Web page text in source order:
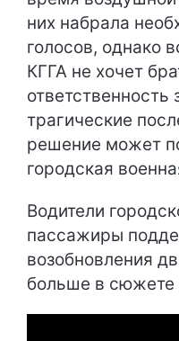
них набрала
голосов, однако
КГГА не хочет
трагические
решение может
городская
Водители
пассажиры
возобновления
больше в сюжете